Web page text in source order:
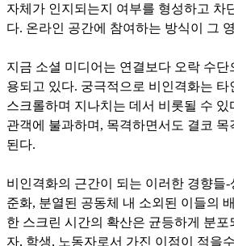
자체가 인지되는지 여부를 형성하고 차
다. 온라인 공간에 참여하는 방식이 그
지금 소셜 미디어는 연결보다 오락 수단
용되고 있다. 궁극적으로 비인격화는 타
스크롤하며 지나치는 데서 비롯될 수 있
관객에 불과하며, 목격하면서도 결코
된다.
비인격화의 근간이 되는 이러한 경향들
준화, 분열된 공동체 내 소외된 이들의
한 스크린 시간의 확산은 균등하게 분포
자, 학생, 노동자로서 가진 이점이 적을